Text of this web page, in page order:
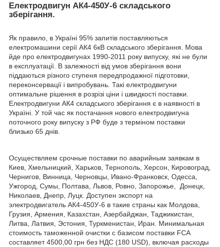
Електродвигун АК4-450У-6 складського
зберігання.
Як правило, в Україні 95% запитів поставляються
електромашини серії АК4 6кВ складського зберігання. Мова
йде про електродвигунах 1990-2011 року випуску, які не були
в експлуатації. В залежності від умов зберігання вони
піддаються різного ступеня передпродажної підготовки,
переконсервації і випробувань. Такі електродвигуни
оптимальне рішення в розрізі ціни і швидкості поставки.
Електродвигуни АК4 складського зберігання є в наявності в
Україні. У той час як постачання нового електродвигуна
поточного року випуску з РФ буде з терміном поставки
близько 65 днів.
Осуществляем срочные поставки по аварийным заявкам в
Киев, Хмельницкий, Харьков, Тернополь, Херсон, Кировоград,
Чернигов, Винница, Черновцы, Ивано-Франковск, Одесса,
Ужгород, Сумы, Полтава, Львов, Ровно, Запорожье, Донецк,
Николаев, Днепр, Луцк. Доступен экспорт на
электродвигатель AК4-450У-6 в такие страны как Молдова,
Грузия, Армения, Казахстан, Азербайджан, Таджикистан,
Литва, Латвия, Эстония, Туркменистан, Иран. Минимальная
стоимость таможенной очистки с базисом поставки FCA
составляет 4500,00 грн без НДС (180 USD), включая расходы